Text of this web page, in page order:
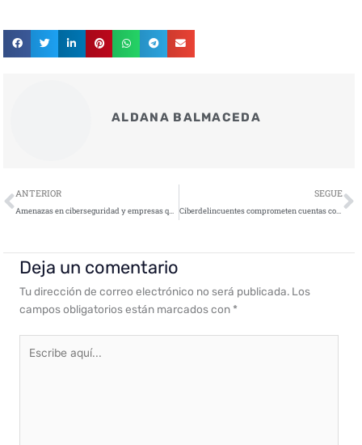
ALDANA BALMACEDA
Ant
ANTERIOR
Amenazas en ciberseguridad y empresas que ofrecen soluciones
SEGUE
Ciberdelincuentes comprometen cuentas con ingeniería social personalizada
Deja un comentario
Tu dirección de correo electrónico no será publicada. Los
campos obligatorios están marcados con *
aquí...